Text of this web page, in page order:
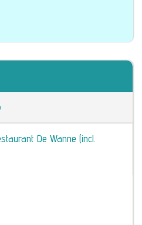
De Wanne (incl.